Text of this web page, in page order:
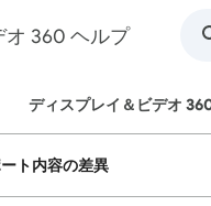
オ 360 ヘルプ
ディスプレイ＆ビデオ
ト内容の差異